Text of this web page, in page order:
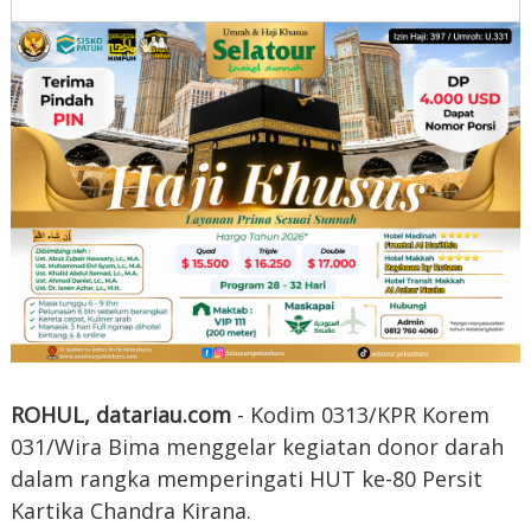
ROHUL, datariau.com - Kodim 0313/KPR Korem
031/Wira Bima menggelar kegiatan donor darah
dalam rangka memperingati HUT ke-80 Persit
Kartika Chandra Kirana.